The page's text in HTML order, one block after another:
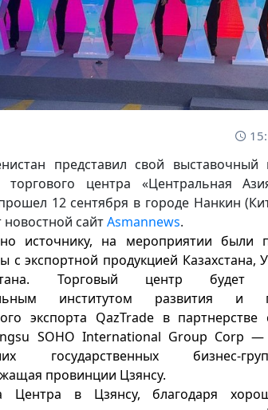
представил свой
торгового центра «Центральная
12 сентября в городе Нанкин
сайтAsmannews.
источнику, на мероприятии были
с экспортной продукцией Казахстана,
Торговый центр будет
институтом развития и
экспорта QazTrade в
SOHO International Group Corp
государственных бизнес-
провинции Цзянсу.
Центра в Цзянсу, благодаря